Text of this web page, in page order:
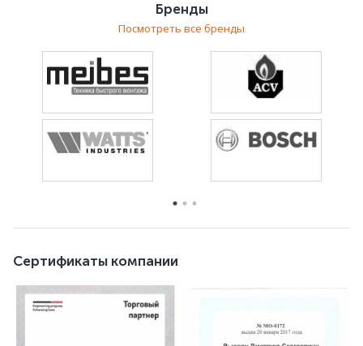
месторасположения строения, изучаются проектные
Создается эскизный проект системы
кондиционирования в Revit. Проект может быть в
формате 2d или 3d. Он становится основой для
технико-экономического обоснования проекта,
технического задания, которое согласовывается с
заказчиком.
По получении положительного заключения создается
рабочая документация -итоговый проект: чертежи,
техзадании.
исполнительная документация.
Обладая огромным опытом и большим штатом
Бренды
Посмотреть все бренды
Сертификаты компании